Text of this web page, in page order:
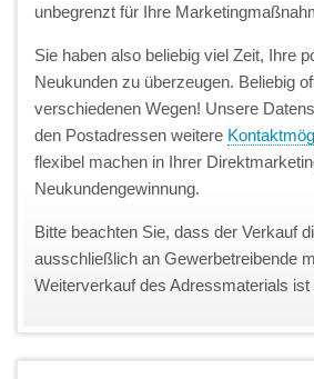
unbegrenzt für Ihre
Sie haben also beliebig viel Zeit, Ihre
Neukunden zu überzeugen. Beliebig
verschiedenen Wegen! Unsere
den Postadressen weitere
flexibel machen in Ihrer
Neukundengewinnung.
Bitte beachten Sie, dass der Verkauf
ausschließlich an Gewerbetreibende
Weiterverkauf des Adressmaterials ist